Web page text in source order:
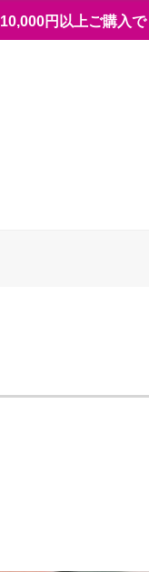
10,000円以上ご購入で